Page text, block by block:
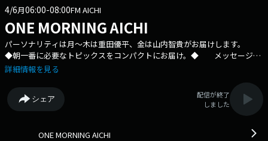
4/6月06:00-08:00FM AICHI
ONE MORNING AICHI
パーソナリティは月～木は重田優平、金は山内智貴がお届けします。
◆朝一番に必要なトピックスをコンパクトにお届け。◆ メッセージ・
リクエストはこちら Xハッシュタグは「#ワンモ807」 Xアカウントは
詳細情報を見る
シェア
配信が終了
しました
ONE MORNING AICHI